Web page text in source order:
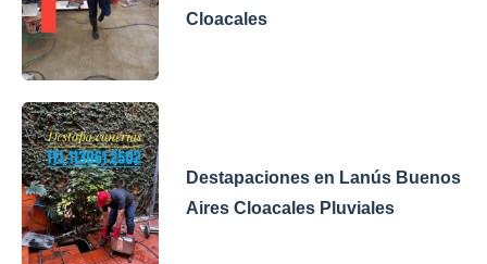
Cloacales
Destapaciones en Lanús Buenos
Aires Cloacales Pluviales